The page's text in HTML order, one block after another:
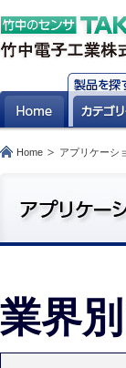
Home アプリケーシ
業界